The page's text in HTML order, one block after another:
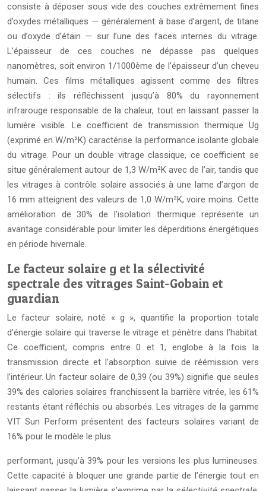
consiste à déposer sous vide des couches extrêmement fines
d’oxydes métalliques — généralement à base d’argent, de titane
ou d’oxyde d’étain — sur l’une des faces internes du vitrage.
L’épaisseur de ces couches ne dépasse pas quelques
nanomètres, soit environ 1/1000ème de l’épaisseur d’un cheveu
humain. Ces films métalliques agissent comme des filtres
sélectifs : ils réfléchissent jusqu’à 80% du rayonnement
infrarouge responsable de la chaleur, tout en laissant passer la
lumière visible. Le coefficient de transmission thermique Ug
(exprimé en W/m²K) caractérise la performance isolante globale
du vitrage. Pour un double vitrage classique, ce coefficient se
situe généralement autour de 1,3 W/m²K avec de l’air, tandis que
les vitrages à contrôle solaire associés à une lame d’argon de
16 mm atteignent des valeurs de 1,0 W/m²K, voire moins. Cette
amélioration de 30% de l’isolation thermique représente un
avantage considérable pour limiter les déperditions énergétiques
en période hivernale.
Le facteur solaire g et la sélectivité
spectrale des vitrages Saint-Gobain et
guardian
Le facteur solaire, noté « g », quantifie la proportion totale
d’énergie solaire qui traverse le vitrage et pénètre dans l’habitat.
Ce coefficient, compris entre 0 et 1, englobe à la fois la
transmission directe et l’absorption suivie de réémission vers
l’intérieur. Un facteur solaire de 0,39 (ou 39%) signifie que seules
39% des calories solaires franchissent la barrière vitrée, les 61%
restants étant réfléchis ou absorbés. Les vitrages de la gamme
VIT Sun Perform présentent des facteurs solaires variant de
16% pour le modèle le plus
performant, jusqu’à 39% pour les versions les plus lumineuses.
Cette capacité à bloquer une grande partie de l’énergie tout en